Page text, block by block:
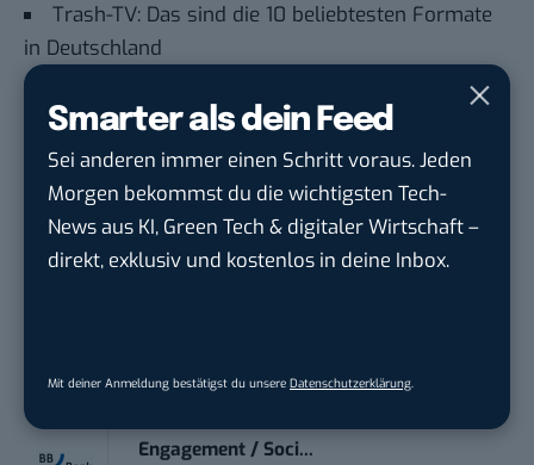
Smarter als dein Feed
Sei anderen immer einen Schritt voraus. Jeden
Morgen bekommst du die wichtigsten Tech-
News aus KI, Green Tech & digitaler Wirtschaft –
direkt, exklusiv und kostenlos in deine Inbox.
Mit deiner Anmeldung bestätigst du unsere Datenschutzerklärung
Trash-TV: Das sind die 10 beliebtesten Formate
in Deutschland
STELLENANZEIGEN
Social Media Content Creator (m/w/d)
moveUP Media GmbH in Düsseldorf
Engagement / Soci...